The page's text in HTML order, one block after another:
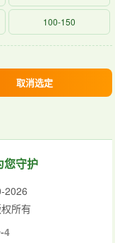
100-150
取消选定
您守护
2026
所有
4